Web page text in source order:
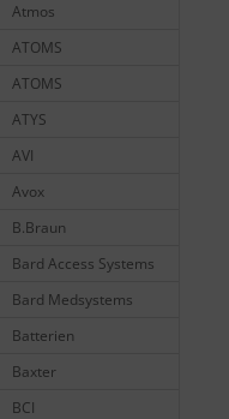
Atmos
ATOMS
ATOMS
ATYS
AVI
Avox
B.Braun
Bard Access Systems
Bard Medsystems
Batterien
Baxter
BCI